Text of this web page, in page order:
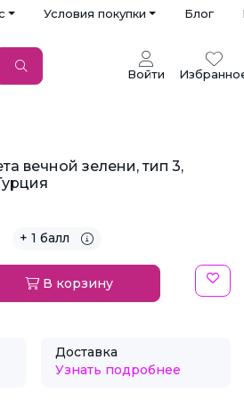
Условия покупки Блог
Войти
вечной зелени, тип 3,
+ 1 балл
В корзину
Доставка
Узнать подробнее